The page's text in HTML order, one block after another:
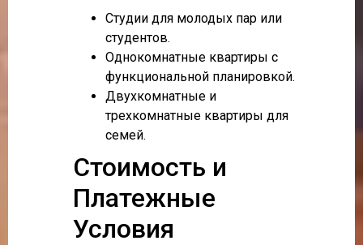
Студии для молодых пар или
студентов.
Однокомнатные квартиры с
функциональной планировкой.
Двухкомнатные и
трехкомнатные квартиры для
семей.
Стоимость и
Платежные
Условия